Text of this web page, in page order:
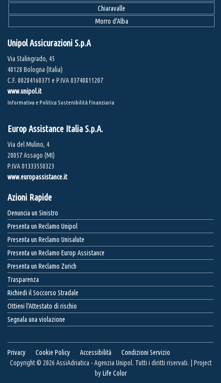
Chiaravalle
Morro d'Alba
Unipol Assicurazioni S.p.A
Via Stalingrado, 45
40128 Bologna (Italia)
C.F. 00284160371 e P.IVA 03740811207
www.unipol.it
Informativa e Politica Sostenibilità Finanziaria
Europ Assistance Italia S.p.A.
Via del Mulino, 4
20057 Assago (MI)
P.IVA 01333550323
www.europassistance.it
Azioni Rapide
Denuncia un Sinistro
Presenta un Reclamo Unipol
Presenta un Reclamo Unisalute
Presenta un Reclamo Europ Assistance
Presenta un Reclamo Zurich
Trasparenza
Richiedi il Soccorso Stradale
Ottieni l'Attestato di rischio
Segnala una violazione
Privacy Cookie Policy Accessibilità
Condizioni Servizio
Copyright © 2026 AssiAdriatica - Agenzia Unipol. Tutti i diritti riservati. | Project
byLife Color